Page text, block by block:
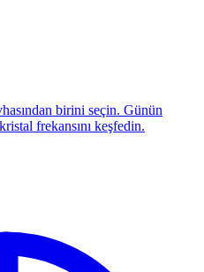
birini seçin. Günün
frekansını keşfedin.